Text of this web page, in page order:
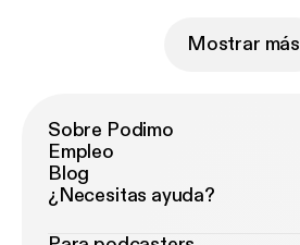
Mostrar más
Sobre Podimo
Empleo
Blog
¿Necesitas ayuda?